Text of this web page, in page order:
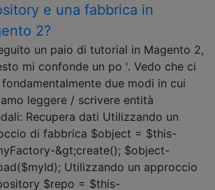
e una fabbrica in
2?
un paio di tutorial in Magento 2,
mi confonde un po '. Vedo che ci
due modi in cui
leggere / scrivere entità
Recupera dati Utilizzando un
di fabbrica $object = $this-
&gt;create(); $object-
Utilizzando un approccio
$repo = $this-